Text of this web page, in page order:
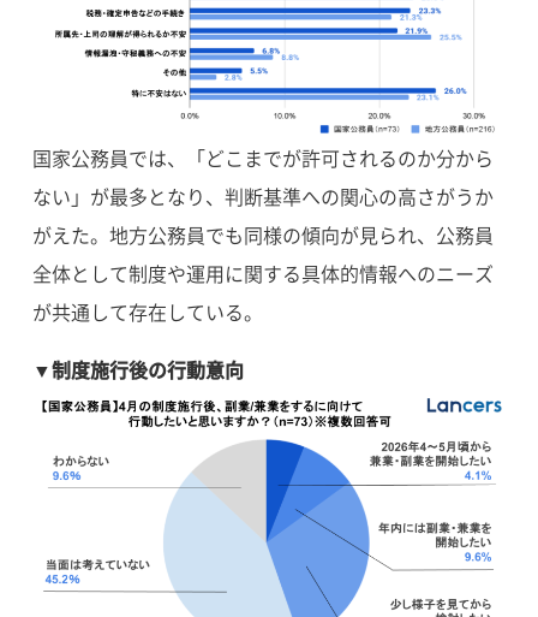
国家公務員では、「どこまでが許可されるのか分から
ない」が最多となり、判断基準への関心の高さがうか
がえた。地方公務員でも同様の傾向が見られ、公務員
全体として制度や運用に関する具体的情報へのニーズ
が共通して存在している。
▼制度施行後の行動意向